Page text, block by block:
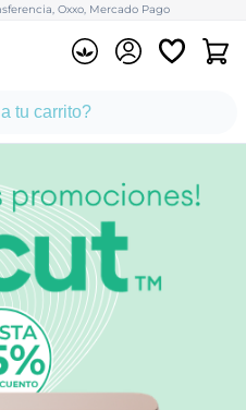
Oxxo, Mercado Pago